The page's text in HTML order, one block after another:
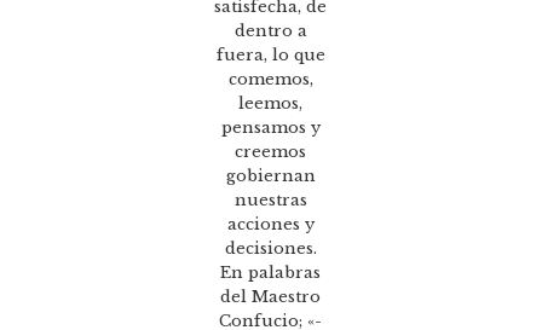
satisfecha, de
dentro a
fuera, lo que
comemos,
leemos,
pensamos y
creemos
gobiernan
nuestras
acciones y
decisiones.
En palabras
del Maestro
Confucio; «-